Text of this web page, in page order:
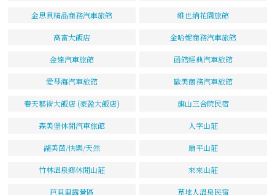
金思貝精品商務汽車旅館 維也納花園旅館
高富大飯店 金哈妮商務汽車旅館
金達汽車旅館 函館經典汽車旅館
愛琴海汽車旅館 歐美商務汽車旅館
春天藝術大飯店 (豪盈大飯店) 旗山三合院民宿
森美堡休閒汽車旅館 人字山莊
湖美茵/快樂/天然 扇平山莊
竹林溫泉鄉休閒山莊 來來山莊
芭貝里露營區 草地人溫泉民宿